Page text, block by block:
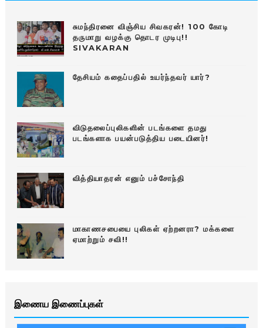
சுமந்திரனை விஞ்சிய சிவகரன்! 100 கோடி
தருமாறு வழக்கு தொடர முடிபு!!
SIVAKARAN
தேசியம் கதைப்பதில் உயர்ந்தவர் யார்?
விடுதலைப்புலிகளின் படங்களை தமது
படங்களாக பயன்படுத்திய படையினர்!
வித்தியாதரன் எனும் பச்சோந்தி
மாகாணசபையை புலிகள் ஏற்றனரா? மக்களை
ஏமாற்றும் சவி!!
இணைய இணைப்புகள்